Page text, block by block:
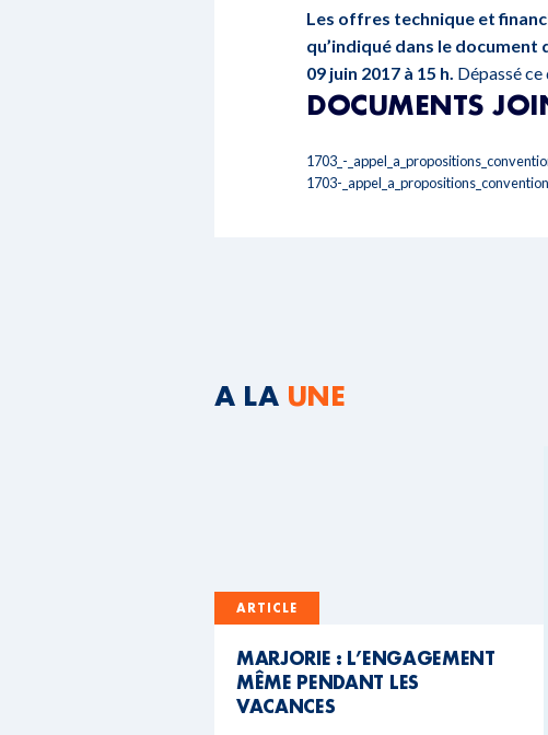
Les offres technique et
qu’indiqué dans le document
09 juin 2017 à 15 h. Dépassé
DOCUMENTS
1703_-
1703-
A LA UNE
ARTICLE
MARJORIE : L’ENGAGEMENT
MÊME PENDANT LES
VACANCES